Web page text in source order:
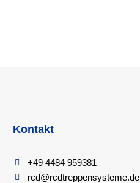
Kontakt
+49 4484 959381
rcd@rcdtreppensysteme.de